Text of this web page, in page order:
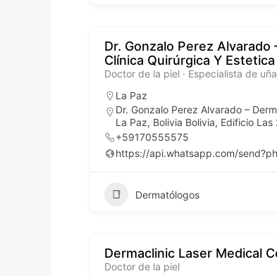
Dr. Gonzalo Perez
Clínica Quirúrgica Y Estetica
Doctor de la piel · Especialista de
La Paz
Dr. Gonzalo Perez Alvarado –
La Paz, Bolivia Bolivia, Edificio
+59170555575
https://api.whatsapp.com/
Dermatólogos
Dermaclinic Laser Medical
Doctor de la piel